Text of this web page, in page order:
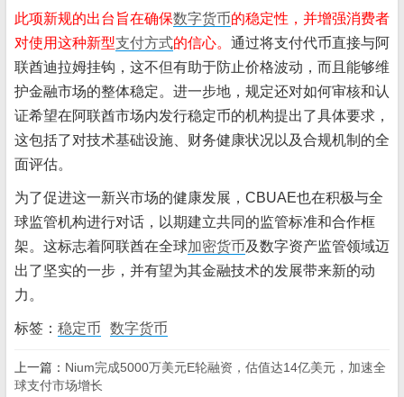
此项新规的出台旨在确保数字货币的稳定性，并增强消费者
对使用这种新型支付方式的信心。 通过将支付代币直接与阿
联酋迪拉姆挂钩，这不但有助于防止价格波动，而且能够维
护金融市场的整体稳定。进一步地，规定还对如何审核和认
证希望在阿联酋市场内发行稳定币的机构提出了具体要求，
这包括了对技术基础设施、财务健康状况以及合规机制的全
面评估。
为了促进这一新兴市场的健康发展，CBUAE也在积极与全
球监管机构进行对话，以期建立共同的监管标准和合作框
架。这标志着阿联酋在全球加密货币及数字资产监管领域迈
出了坚实的一步，并有望为其金融技术的发展带来新的动
力。
标签： 稳定币 数字货币
上一篇： Nium完成5000万美元E轮融资，估值达14亿美元，加速全
球支付市场增长